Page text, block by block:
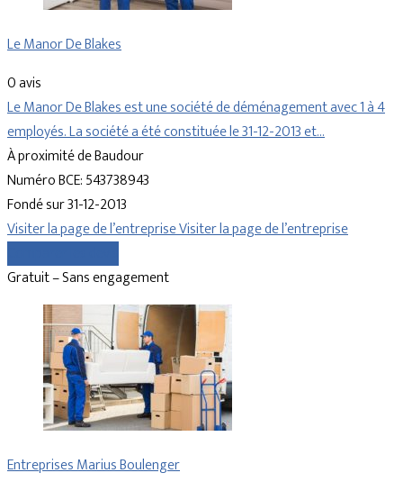
Le Manor De Blakes
0 avis
Le Manor De Blakes est une société de déménagement avec 1 à 4
employés. La société a été constituée le 31-12-2013 et…
À proximité de Baudour
Numéro BCE: 543738943
Fondé sur 31-12-2013
Visiter la page de l’entrepriseVisiter la page de l’entreprise
Gratuit – Sans engagement
Entreprises Marius Boulenger